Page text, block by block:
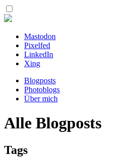
Mastodon
Pixelfed
LinkedIn
Xing
Blogposts
Photoblogs
Über mich
Alle Blogposts
Tags